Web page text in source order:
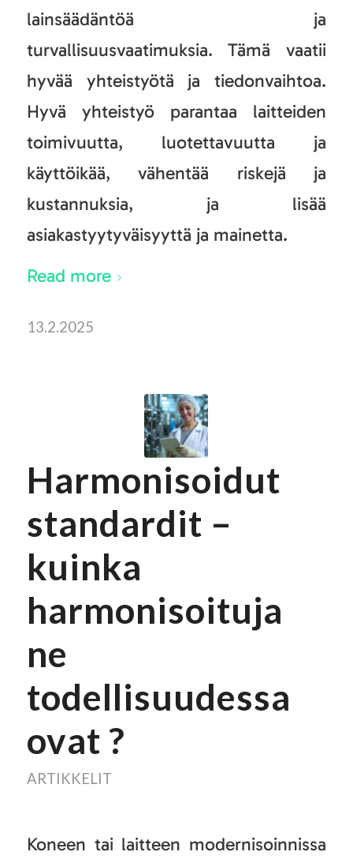
lainsäädäntöä ja
turvallisuusvaatimuksia. Tämä vaatii
hyvää yhteistyötä ja tiedonvaihtoa.
Hyvä yhteistyö parantaa laitteiden
toimivuutta, luotettavuutta ja
käyttöikää, vähentää riskejä ja
kustannuksia, ja lisää
asiakastyytyväisyyttä ja mainetta.
Read more
13.2.2025
Harmonisoidut
standardit –
kuinka
harmonisoituja
ne
todellisuudessa
ovat ?
ARTIKKELIT
Koneen tai laitteen modernisoinnissa